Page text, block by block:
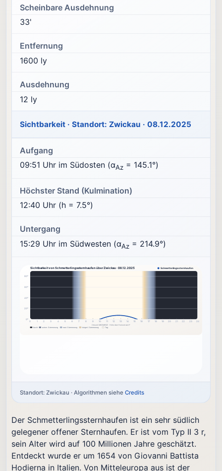
Scheinbare Ausdehnung
33'
Entfernung
1600 ly
Ausdehnung
12 ly
Sichtbarkeit · Standort: Zwickau · 08.12.2025
Aufgang
09:51 Uhr im Südosten (αAz = 145.1°)
Höchster Stand (Kulmination)
12:40 Uhr (h = 7.5°)
Untergang
15:29 Uhr im Südwesten (αAz = 214.9°)
0°
20°
40°
60°
80°
0 1 2 3 4 7 10 11 12 13 14 15 16 17 18 19 20 21 22 23 24
Sichtbarkeit von Schmetterlingssternhaufen über Zwickau · 08.12.2025 Schmetterlingssternhaufen
Nacht astron. Dämmerung naut. Dämmerung bürgerl. Dämmerung Tag
Ortszeit (MEZ/MESZ) · Höhe über Horizont ab 0°
Standort: Zwickau · Algorithmen sieheCredits
Der Schmetterlingssternhaufen ist ein sehr südlich
gelegener offener Sternhaufen. Er ist vom Typ II 3 r,
sein Alter wird auf 100 Millionen Jahre geschätzt.
Entdeckt wurde er um 1654 von Giovanni Battista
Hodierna in Italien. Von Mitteleuropa aus ist der